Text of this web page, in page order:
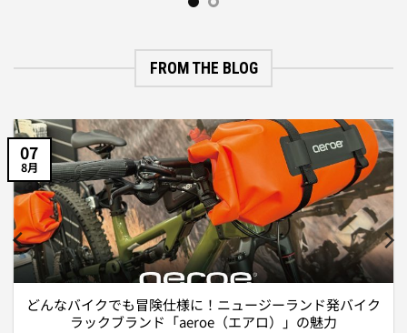
FROM THE BLOG
どんなバイクでも冒険仕様に！ニュージーランド発バイク
ラックブランド「aeroe（エアロ）」の魅力
07
8月